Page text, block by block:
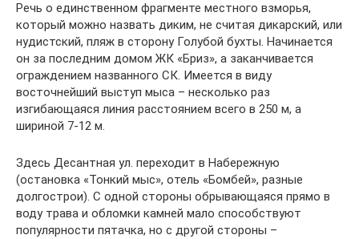
Речь о единственном фрагменте местного взморья,
который можно назвать диким, не считая дикарский, или
нудистский, пляж в сторону Голубой бухты. Начинается
он за последним домом ЖК «Бриз», а заканчивается
ограждением названного СК. Имеется в виду
восточнейший выступ мыса – несколько раз
изгибающаяся линия расстоянием всего в 250 м, а
шириной 7-12 м.
Здесь Десантная ул. переходит в Набережную
(остановка «Тонкий мыс», отель «Бомбей», разные
долгострои). С одной стороны обрывающаяся прямо в
воду трава и обломки камней мало способствуют
популярности пятачка, но с другой стороны –